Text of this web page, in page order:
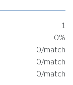
1
0%
0/match
0/match
0/match